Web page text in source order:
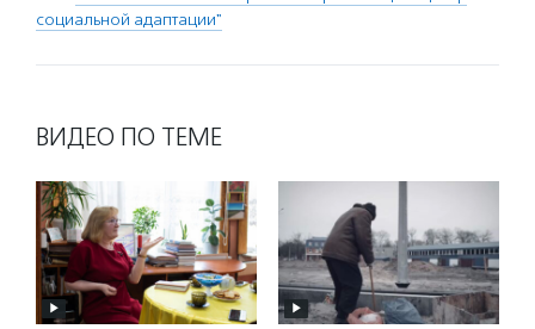
социальной адаптации"
ВИДЕО ПО ТЕМЕ